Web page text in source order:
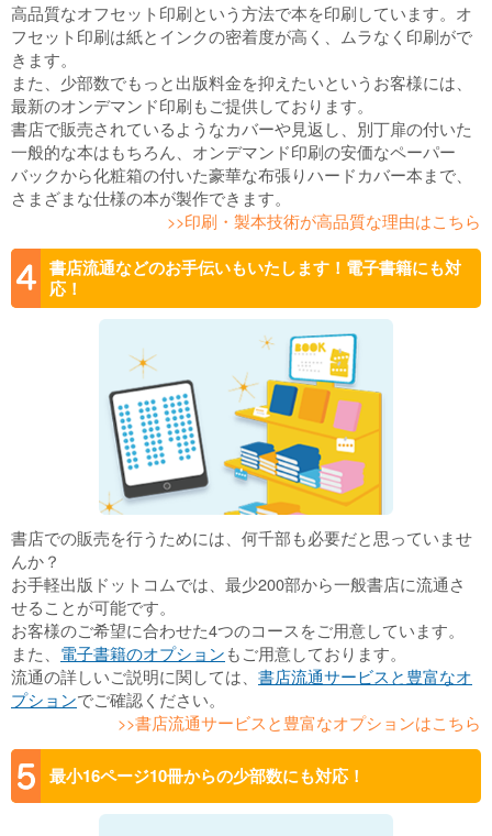
高品質なオフセット印刷という方法で本を印刷しています。オ
フセット印刷は紙とインクの密着度が高く、ムラなく印刷がで
きます。
また、少部数でもっと出版料金を抑えたいというお客様には、
最新のオンデマンド印刷もご提供しております。
書店で販売されているようなカバーや見返し、別丁扉の付いた
一般的な本はもちろん、オンデマンド印刷の安価なペーパー
バックから化粧箱の付いた豪華な布張りハードカバー本まで、
さまざまな仕様の本が製作できます。
>>印刷・製本技術が高品質な理由はこちら
書店流通などのお手伝いもいたします！電子書籍にも対
応！
書店での販売を行うためには、何千部も必要だと思っていませ
んか？
お手軽出版ドットコムでは、最少200部から一般書店に流通さ
せることが可能です。
お客様のご希望に合わせた4つのコースをご用意しています。
また、 電子書籍のオプションもご用意しております。
流通の詳しいご説明に関しては、 書店流通サービスと豊富なオ
プションでご確認ください。
>>書店流通サービスと豊富なオプションはこちら
最小16ページ10冊からの少部数にも対応！